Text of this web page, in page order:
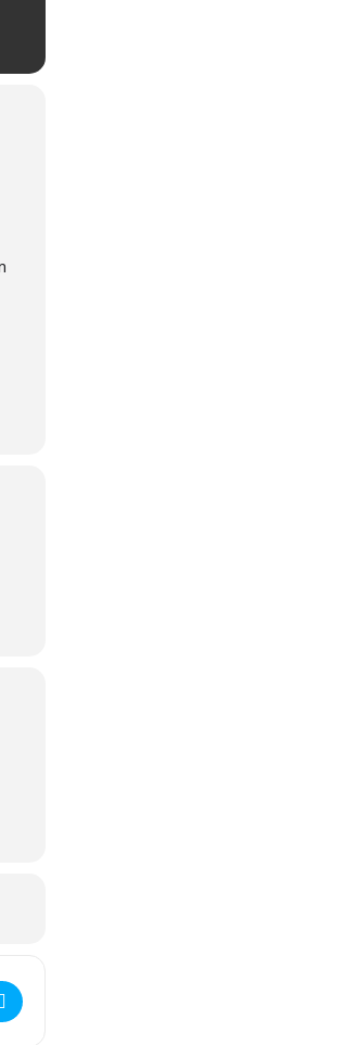
Day & Swiss Logistics Award [wbNjqKrdB]